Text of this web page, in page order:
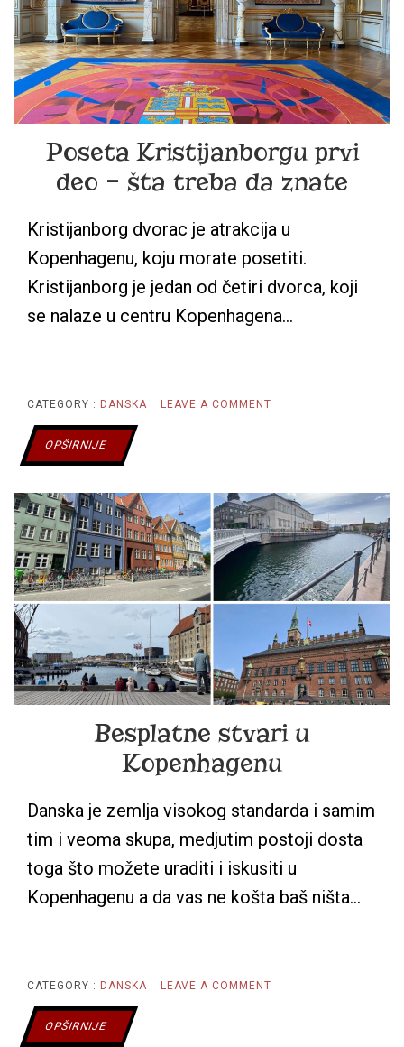
ŠTALE
I
PODZEMLJE
Poseta Kristijanborgu prvi
deo – šta treba da znate
Kristijanborg dvorac je atrakcija u
Kopenhagenu, koju morate posetiti.
Kristijanborg je jedan od četiri dvorca, koji
se nalaze u centru Kopenhagena…
CATEGORY : DANSKA LEAVE A COMMENT
PRVI
DEO
–
ŠTA
TREBA
DA
ZNATE
OPŠIRNIJE
Besplatne stvari u
Kopenhagenu
Danska je zemlja visokog standarda i samim
tim i veoma skupa, medjutim postoji dosta
toga što možete uraditi i iskusiti u
Kopenhagenu a da vas ne košta baš ništa…
CATEGORY : DANSKA LEAVE A COMMENT
OPŠIRNIJE